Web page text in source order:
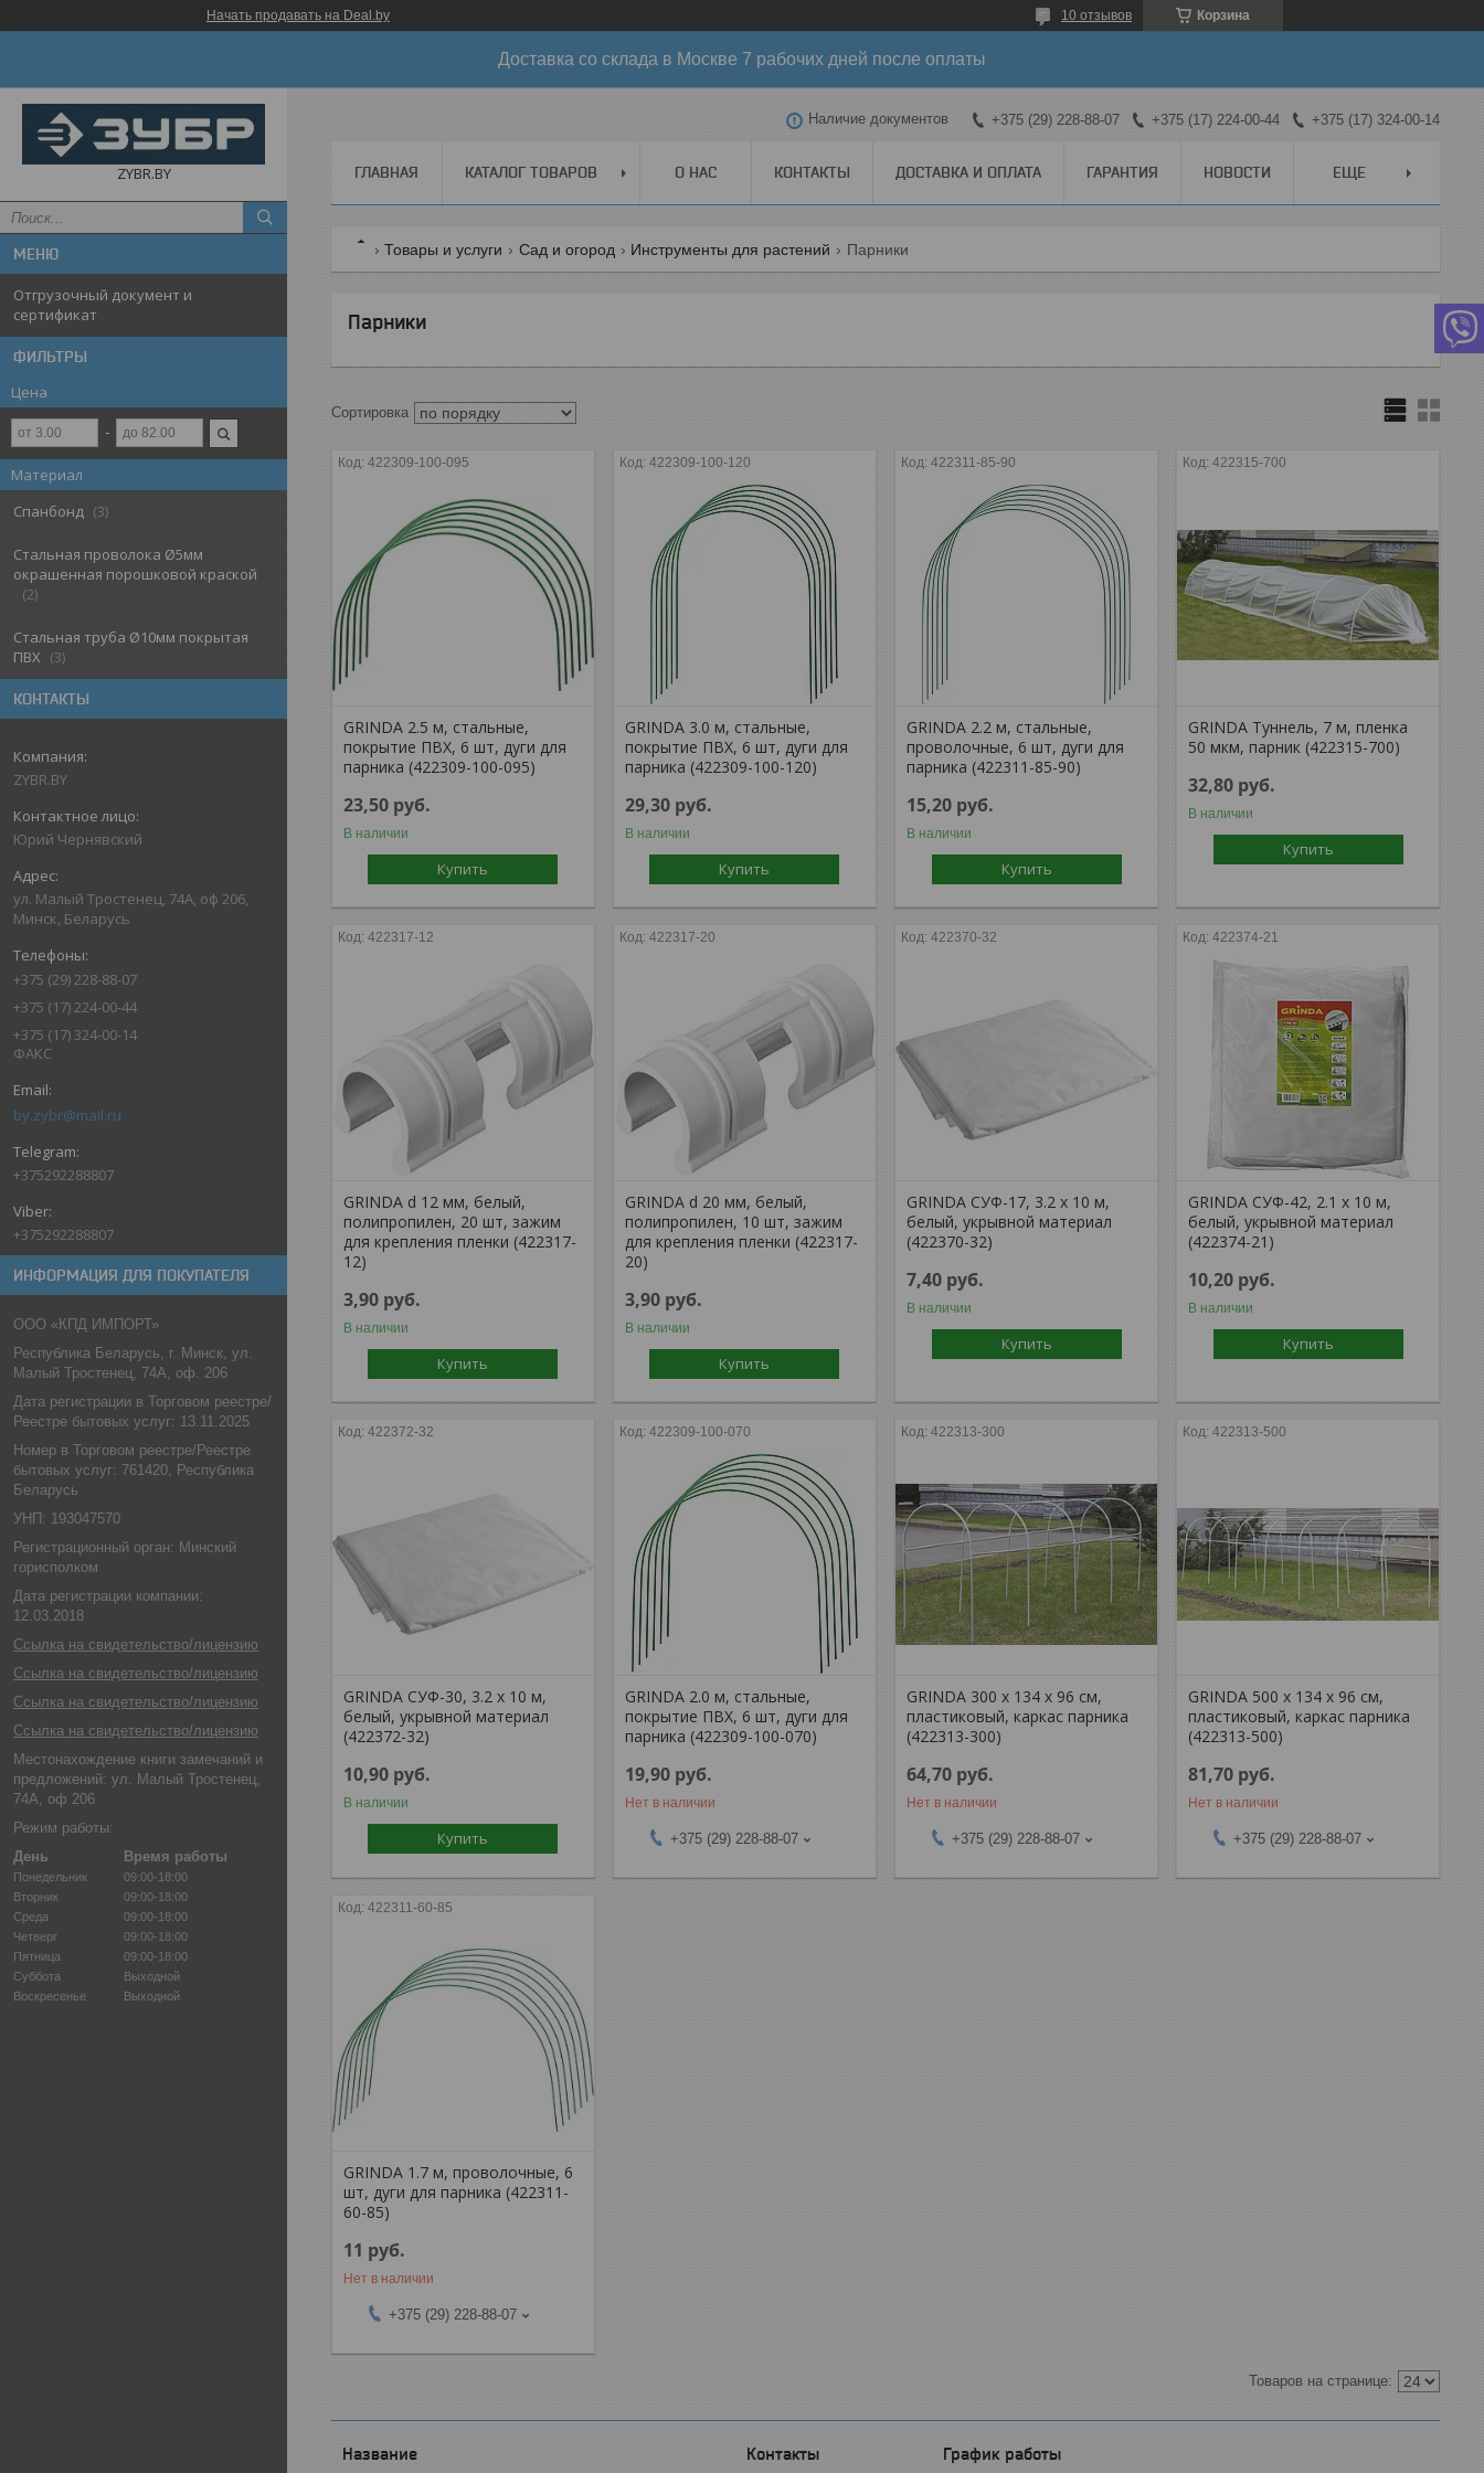
Начать продавать на Deal.by Корзина
10 отзывов
Доставка со склада в Москве 7 рабочих дней после оплаты
ZYBR.BY
Отгрузочный документ и
сертификат
ФИЛЬТРЫ
Цена
Материал
Спанбонд
3
Стальная проволока Ø5мм
окрашенная порошковой краской
2
Стальная труба Ø10мм покрытая
ПВХ
3
КОНТАКТЫ
ZYBR.BY
Юрий Чернявский
ул. Малый Тростенец, 74А, оф 206,
Минск, Беларусь
+375 (29) 228-88-07
+375 (17) 224-00-44
+375 (17) 324-00-14
ФАКС
by.zybr@mail.ru
+375292288807
+375292288807
ИНФОРМАЦИЯ ДЛЯ ПОКУПАТЕЛЯ
ООО «КПД ИМПОРТ»
Республика Беларусь, г. Минск, ул.
Малый Тростенец, 74А, оф. 206
Дата регистрации в Торговом реестре/
Реестре бытовых услуг: 13.11.2025
Номер в Торговом реестре/Реестре
бытовых услуг: 761420, Республика
Беларусь
УНП: 193047570
Регистрационный орган: Минский
горисполком
Дата регистрации компании:
12.03.2018
Ссылка на свидетельство/лицензию
Ссылка на свидетельство/лицензию
Ссылка на свидетельство/лицензию
Ссылка на свидетельство/лицензию
Местонахождение книги замечаний и
предложений: ул. Малый Тростенец,
74А, оф 206
Режим работы:
День
Время работы
Понедельник
09:00-18:00
Вторник
09:00-18:00
Среда
09:00-18:00
Четверг
09:00-18:00
Пятница
09:00-18:00
Суббота
Выходной
Воскресенье
Выходной
Наличие документов +375 (29) 228-88-07 +375 (17) 224-00-44 +375 (17) 324-00-14
ГЛАВНАЯ КАТАЛОГ ТОВАРОВ О НАС КОНТАКТЫ ДОСТАВКА И ОПЛАТА ГАРАНТИЯ НОВОСТИ ЕЩЕ
Товары и услуги Сад и огород Инструменты для растений Парники
Парники
422309-100-095
GRINDA 2.5 м, стальные,
покрытие ПВХ, 6 шт, дуги для
парника (422309-100-095)
23,50 руб.
В наличии
Купить
422309-100-120
GRINDA 3.0 м, стальные,
покрытие ПВХ, 6 шт, дуги для
парника (422309-100-120)
29,30 руб.
В наличии
Купить
422311-85-90
GRINDA 2.2 м, стальные,
проволочные, 6 шт, дуги для
парника (422311-85-90)
15,20 руб.
В наличии
Купить
422315-700
GRINDA Туннель, 7 м, пленка
50 мкм, парник (422315-700)
32,80 руб.
В наличии
Купить
422317-12
GRINDA d 12 мм, белый,
полипропилен, 20 шт, зажим
для крепления пленки (422317-
12)
3,90 руб.
В наличии
Купить
422317-20
GRINDA d 20 мм, белый,
полипропилен, 10 шт, зажим
для крепления пленки (422317-
20)
3,90 руб.
В наличии
Купить
422370-32
GRINDA СУФ-17, 3.2 x 10 м,
белый, укрывной материал
(422370-32)
7,40 руб.
В наличии
Купить
422374-21
GRINDA СУФ-42, 2.1 x 10 м,
белый, укрывной материал
(422374-21)
10,20 руб.
В наличии
Купить
422372-32
GRINDA СУФ-30, 3.2 x 10 м,
белый, укрывной материал
(422372-32)
10,90 руб.
В наличии
Купить
422309-100-070
GRINDA 2.0 м, стальные,
покрытие ПВХ, 6 шт, дуги для
парника (422309-100-070)
19,90 руб.
Нет в наличии
+375 (29) 228-88-07
422313-300
GRINDA 300 х 134 х 96 см,
пластиковый, каркас парника
(422313-300)
64,70 руб.
Нет в наличии
+375 (29) 228-88-07
422313-500
GRINDA 500 х 134 х 96 см,
пластиковый, каркас парника
(422313-500)
81,70 руб.
Нет в наличии
+375 (29) 228-88-07
422311-60-85
GRINDA 1.7 м, проволочные, 6
шт, дуги для парника (422311-
60-85)
11 руб.
Нет в наличии
+375 (29) 228-88-07
График работы